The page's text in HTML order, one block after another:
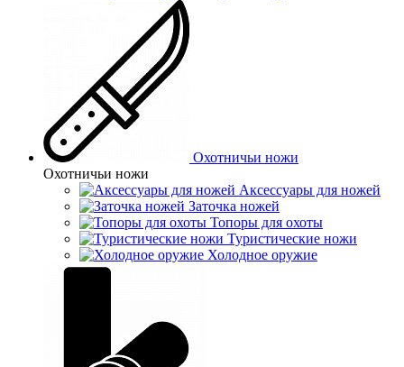
Охотничьи ножи
Охотничьи ножи
Аксессуары для ножей
Заточка ножей
Топоры для охоты
Туристические ножи
Холодное оружие